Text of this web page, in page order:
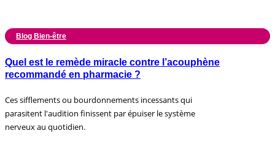
Blog Bien-être
Quel est le remède miracle contre l’acouphène
recommandé en pharmacie ?
Ces sifflements ou bourdonnements incessants qui
parasitent l'audition finissent par épuiser le système
nerveux au quotidien.